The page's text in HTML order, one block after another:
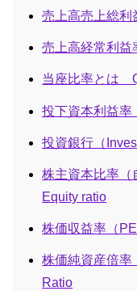
売上高売上総
売上高経常利
当座比率とは
投下資本利益
投資銀行（
株主資本比率
Equity ratio
株価収益率（
株価純資産倍
Ratio